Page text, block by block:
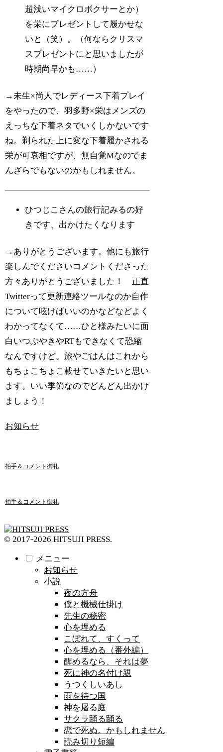
超浅いマイクロボクサーとか）
を栄にプレゼントして履かせな
いと（笑）。（何ならクリスマ
スプレゼントにと思いましたが
時期尚早かも……）
→未生×尚人でレディース下着プレイ
をやったので、羽多野×栄はメンズの
えっちな下着ネタでいくしかないです
ね。剃られた上に変な下着履かされる
栄が可哀相ですが、無自覚Мなのでま
んざらでもないのかもしれません。
ひつじこさんの旅行記みるの好
きです、出かけたくなります
→ありがとうございます。他にも旅行
楽しんでくださいコメントくださった
方々ありがとうございました！ 正直
Twitterって更新連絡ツールなのか自作
について呟けばいいのかなどなどよく
わかってなくて……ひと様みたいに面
白いつぶやきやRTもできなくて恐縮
なんですけど。旅やごはんはこれから
もちょこちょこ載せていきたいと思い
ます。いい季節なのでどんどん出かけ
ましょう！
お知らせ
拍手＆コメント御礼
拍手＆コメント御礼
© 2017-2026 HITSUJI PRESS.
メニュー
お知らせ
小説
夜の方舟
僕と機械仕掛け
先生の秘密
心を埋める
こぼれて、すくって
心を埋める（番外編）
醒めるなら、それは夢
死に神の名付け親
うつくしいあし
雨を待つ国
神を屠る庭
サクラ踊る踊る
恋で死ぬ。かもしれません
読み切り短編